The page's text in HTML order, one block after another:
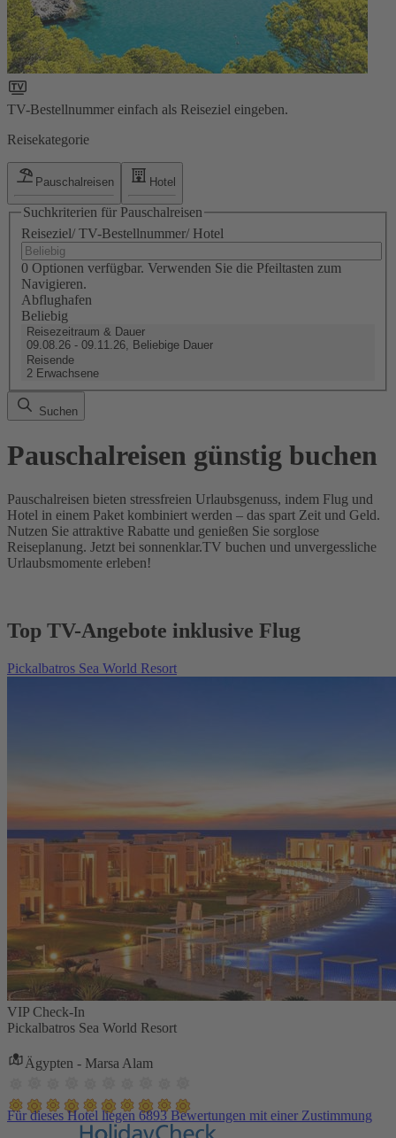
TV-Bestellnummer einfach als Reiseziel eingeben.
Reisekategorie
Pauschalreisen Hotel
Suchkriterien für Pauschalreisen
Reiseziel/ TV-Bestellnummer/ Hotel
0 Optionen verfügbar. Verwenden Sie die Pfeiltasten zum
Navigieren.
Abflughafen
Beliebig
Reisezeitraum & Dauer
09.08.26 - 09.11.26, Beliebige Dauer
Reisende
2 Erwachsene
Suchen
Pauschalreisen günstig buchen
Pauschalreisen bieten stressfreien Urlaubsgenuss, indem Flug und
Hotel in einem Paket kombiniert werden – das spart Zeit und Geld.
Nutzen Sie attraktive Rabatte und genießen Sie sorglose
Reiseplanung. Jetzt bei sonnenklar.TV buchen und unvergessliche
Urlaubsmomente erleben!
Top TV-Angebote inklusive Flug
Pickalbatros Sea World Resort
VIP Check-In
Pickalbatros Sea World Resort
Ägypten - Marsa Alam
Für dieses Hotel liegen 6893 Bewertungen mit einer Zustimmung